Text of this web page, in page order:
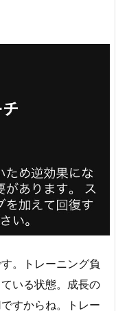
。トレーニング負
いる状態。成長の
すからね。トレー